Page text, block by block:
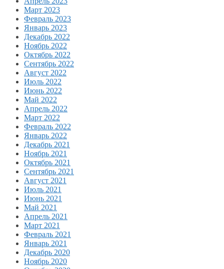
Март 2023
Февраль 2023
Январь 2023
Декабрь 2022
Ноябрь 2022
Октябрь 2022
Сентябрь 2022
Август 2022
Июль 2022
Июнь 2022
Май 2022
Апрель 2022
Март 2022
Февраль 2022
Январь 2022
Декабрь 2021
Ноябрь 2021
Октябрь 2021
Сентябрь 2021
Август 2021
Июль 2021
Июнь 2021
Май 2021
Апрель 2021
Март 2021
Февраль 2021
Январь 2021
Декабрь 2020
Ноябрь 2020